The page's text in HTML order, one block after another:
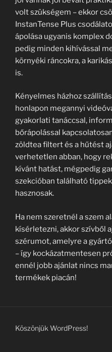
volt szükségem – ekkor
InstanTense Plus
ápolása ugyanis komplex
pedig minden kihívással
környéki ráncokra, a
is.
Kényelmes házhoz
honlapon megannyi
gyakorlati tanáccsal,
bőrápolással
zöldtea filtert és a hűtést
verhetetlen abban, hogy
kívánt hatást, mégpedig
szekcióban található
hasznosak.
Ha nem szeretnél a szem
kísérletezni, akkor szívből
szérumot, amelyre a
– így kockázatmentesen
ennél jobb ajánlat nincs
termékek piacán!
Köszönjük WordPress!